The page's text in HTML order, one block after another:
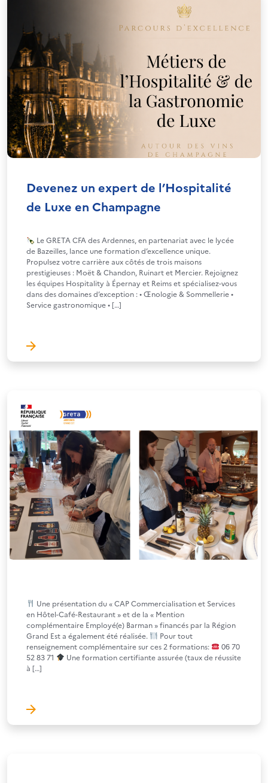
Devenez un expert de l’Hospitalité
de Luxe en Champagne
Le GRETA CFA des Ardennes, en partenariat avec le lycée
de Bazeilles, lance une formation d’excellence unique.
Propulsez votre carrière aux côtés de trois maisons
prestigieuses : Moët & Chandon, Ruinart et Mercier. Rejoignez
les équipes Hospitality à Épernay et Reims et spécialisez-vous
dans des domaines d’exception : • Œnologie & Sommellerie •
Service gastronomique • […]
Une présentation du « CAP Commercialisation et Services
en Hôtel-Café-Restaurant » et de la « Mention
complémentaire Employé(e) Barman » financés par la Région
Grand Est a également été réalisée.
Pour tout
renseignement complémentaire sur ces 2 formations:
06 70
52 83 71
Une formation certifiante assurée (taux de réussite
à […]